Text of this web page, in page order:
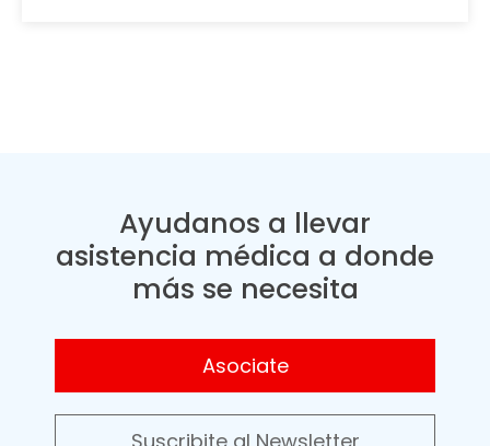
Ayudanos a llevar
asistencia médica a donde
más se necesita
Asociate